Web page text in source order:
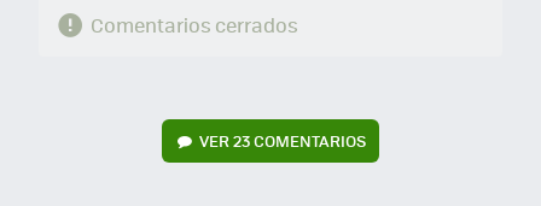
Comentarios cerrados
VER23 COMENTARIOS